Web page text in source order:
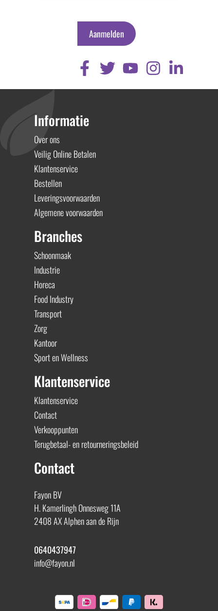
Aanmelden
Informatie
Over ons
Veilig Online Betalen
Klantenservice
Bestellen
Leveringsvoorwaarden
Algemene voorwaarden
Branches
Schoonmaak
Industrie
Horeca
Food Industry
Transport
Zorg
Kantoor
Sport en Wellness
Klantenservice
Klantenservice
Contact
Verkooppunten
Terugbetaal- en retourneringsbeleid
Contact
Fayon BV
H. Kamerlingh Onnesweg 11A
2408 AX Alphen aan de Rijn
0640437947
info@fayon.nl